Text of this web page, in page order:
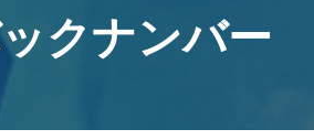
クナンバー